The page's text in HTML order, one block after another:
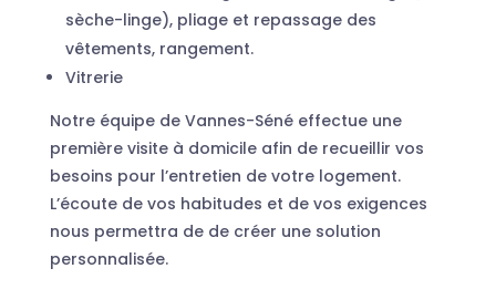
sèche-linge), pliage et repassage des
vêtements, rangement.
Vitrerie
Notre équipe de Vannes-Séné effectue une
première visite à domicile afin de recueillir vos
besoins pour l’entretien de votre logement.
L’écoute de vos habitudes et de vos exigences
nous permettra de de créer une solution
personnalisée.